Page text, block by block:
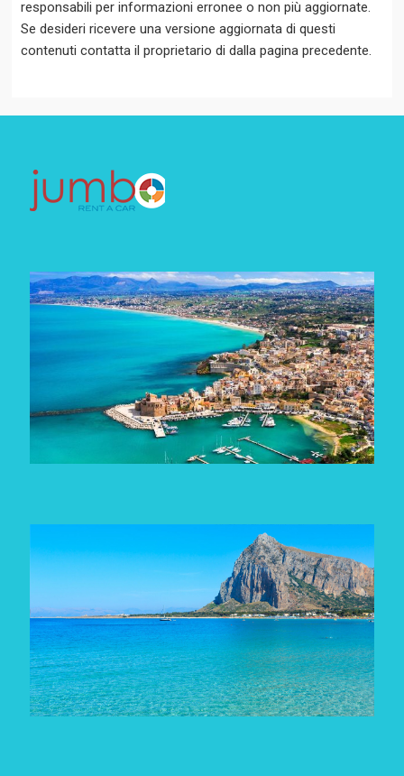
responsabili per informazioni erronee o non più aggiornate.
Se desideri ricevere una versione aggiornata di questi
contenuti contatta il proprietario di dalla pagina precedente.